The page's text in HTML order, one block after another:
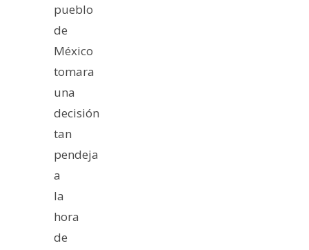
pueblo
de
México
tomara
una
decisión
tan
pendeja
a
la
hora
de